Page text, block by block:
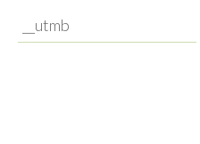
__utmb